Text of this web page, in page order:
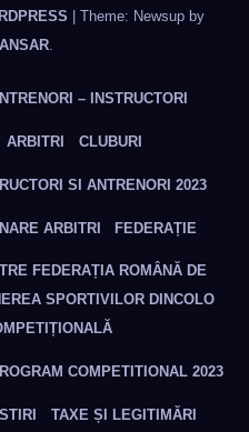
Theme: Newsup by
.
– INSTRUCTORI
ARBITRI CLUBURI
SI ANTRENORI 2023
ARBITRI FEDERAȚIE
FEDERAȚIA ROMÂNĂ DE
SPORTIVILOR DINCOLO
COMPETITIONAL 2023
STIRI TAXE ȘI LEGITIMĂRI